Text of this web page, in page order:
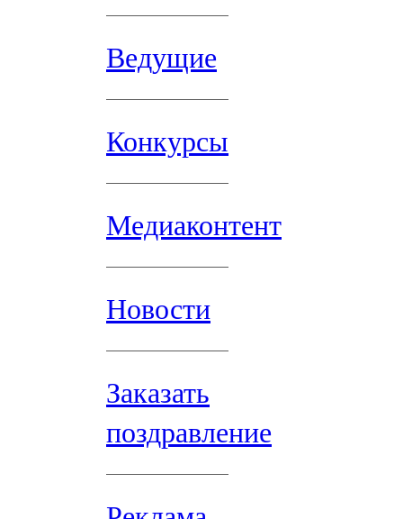
Ведущие
Конкурсы
Медиаконтент
Новости
Заказать
поздравление